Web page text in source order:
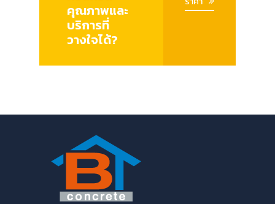
คุณภาพและ
บริการที่
วางใจได้?